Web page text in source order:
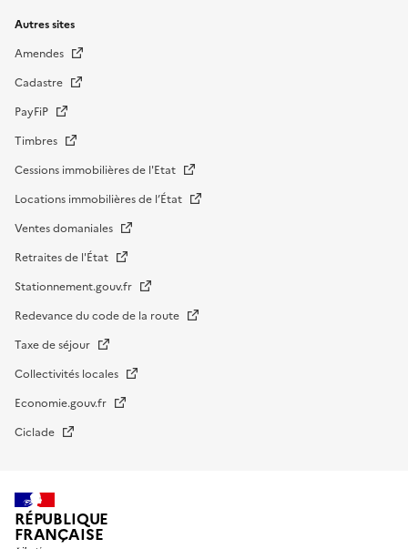
Autres sites
Amendes
Cadastre
PayFiP
Timbres
Cessions immobilières de l'Etat
Locations immobilières de l’État
Ventes domaniales
Retraites de l'État
Stationnement.gouv.fr
Redevance du code de la route
Taxe de séjour
Collectivités locales
Economie.gouv.fr
Ciclade
RÉPUBLIQUE
FRANÇAISE